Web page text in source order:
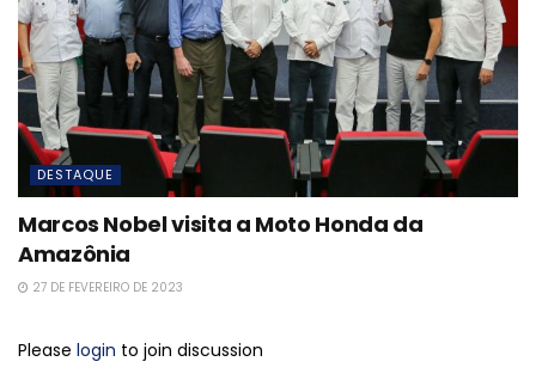
DESTAQUE
Marcos Nobel visita a Moto Honda da
Amazônia
27 DE FEVEREIRO DE 2023
Please login to join discussion